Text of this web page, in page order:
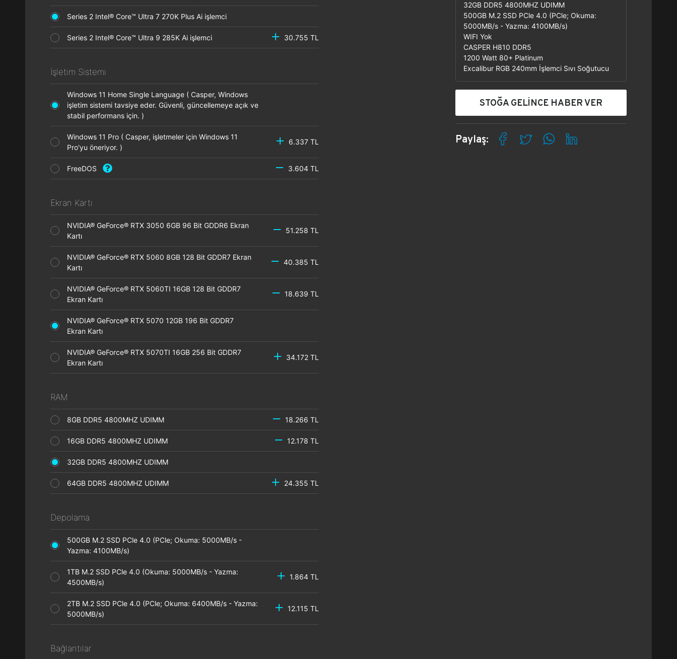
Series 2 Intel® Core™ Ultra 7 270K Plus Ai işlemci
Series 2 Intel® Core™ Ultra 9 285K Ai işlemci 30.755 TL
İşletim Sistemi
Windows 11 Home Single Language ( Casper, Windows
işletim sistemi tavsiye eder. Güvenli, güncellemeye açık ve
stabil performans için. )
Windows 11 Pro ( Casper, işletmeler için Windows 11
Pro'yu öneriyor. )
6.337 TL
FreeDOS 3.604 TL
Ekran Kartı
NVIDIA® GeForce® RTX 3050 6GB 96 Bit GDDR6 Ekran
Kartı
51.258 TL
NVIDIA® GeForce® RTX 5060 8GB 128 Bit GDDR7 Ekran
Kartı
40.385 TL
NVIDIA® GeForce® RTX 5060TI 16GB 128 Bit GDDR7
Ekran Kartı
18.639 TL
NVIDIA® GeForce® RTX 5070 12GB 196 Bit GDDR7
Ekran Kartı
NVIDIA® GeForce® RTX 5070TI 16GB 256 Bit GDDR7
Ekran Kartı
34.172 TL
RAM
8GB DDR5 4800MHZ UDIMM 18.266 TL
16GB DDR5 4800MHZ UDIMM 12.178 TL
32GB DDR5 4800MHZ UDIMM
64GB DDR5 4800MHZ UDIMM 24.355 TL
Depolama
500GB M.2 SSD PCle 4.0 (PCle; Okuma: 5000MB/s -
Yazma: 4100MB/s)
1TB M.2 SSD PCle 4.0 (Okuma: 5000MB/s - Yazma:
4500MB/s)
1.864 TL
2TB M.2 SSD PCle 4.0 (PCle; Okuma: 6400MB/s - Yazma:
5000MB/s)
12.115 TL
Bağlantılar
32GB DDR5 4800MHZ UDIMM
500GB M.2 SSD PCle 4.0 (PCle; Okuma:
5000MB/s - Yazma: 4100MB/s)
WIFI Yok
CASPER H810 DDR5
1200 Watt 80+ Platinum
Excalibur RGB 240mm İşlemci Sıvı Soğutucu
STOĞA GELİNCE HABER VER
Paylaş: